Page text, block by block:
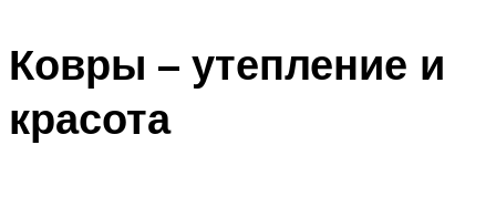
Ковры – утепление и
красота